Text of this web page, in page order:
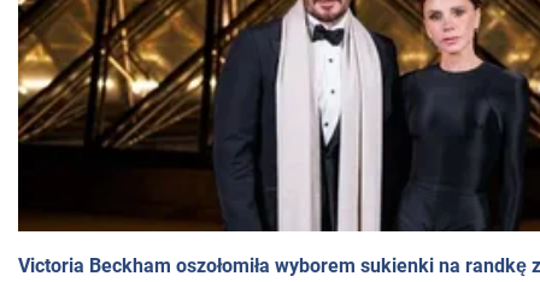
Victoria Beckham oszołomiła wyborem sukienki na randkę